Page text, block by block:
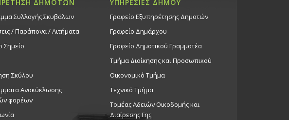
Εκδηλώσεις Δήμου
Δημοτικό Μέγαρο Στροβόλου
Duration 22 – 23/11/24, 10:00-13:00 & 16:00-
20:00
Εκδηλώσεις Άλλων Φορέων
Πολιτιστικό Κέντρο Στροβόλου
ΔΗΜΟΤΩΝ
Συλλογής Σκυβάλων
/ Παράπονα / Αιτήματα
Σημείο
Σκύλου
Ανακύκλωσης
φορέων
ΥΠΗΡΕΣΙΕΣ ΔΗΜΟΥ
Γραφείο Εξυπηρέτησης Δημοτών
Γραφείο Δημάρχου
Γραφείο Δημοτικού Γραμματέα
Τμήμα Διοίκησης και Προσωπικού
Οικονομικό Τμήμα
Τεχνικό Τμήμα
Τομέας Αδειών Οικοδομής και
Διαίρεσης Γης